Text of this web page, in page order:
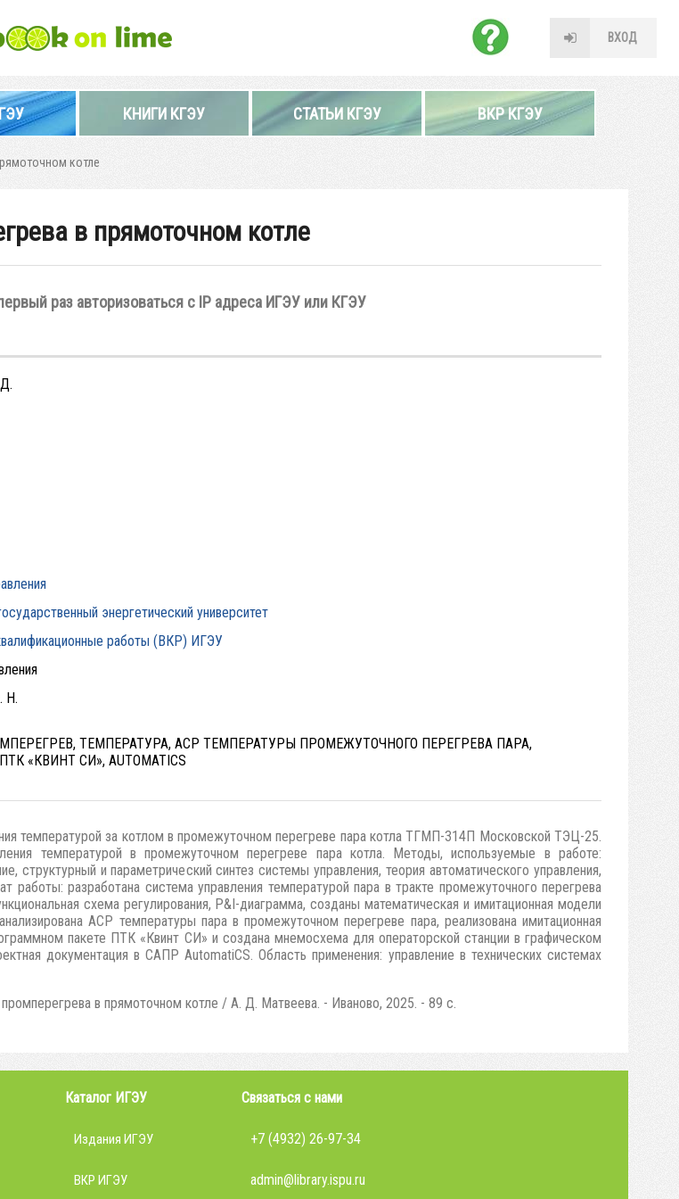
ВХОД
КНИГИ КГЭУ СТАТЬИ КГЭУ ВКР КГЭУ
котле
в прямоточном котле
раз авторизоваться с IP адреса ИГЭУ или КГЭУ
энергетический университет
работы (ВКР) ИГЭУ
Н.
ТЕМПЕРАТУРА, АСР ТЕМПЕРАТУРЫ ПРОМЕЖУТОЧНОГО ПЕРЕГРЕВА ПАРА,
«КВИНТ СИ», AUTOMATICS
температурой за котлом в промежуточном перегреве пара котла ТГМП-314П Московской ТЭЦ-25.
температурой в промежуточном перегреве пара котла. Методы, используемые в работе:
структурный и параметрический синтез системы управления, теория автоматического управления,
работы: разработана система управления температурой пара в тракте промежуточного перегрева
схема регулирования, P&I-диаграмма, созданы математическая и имитационная модели
АСР температуры пара в промежуточном перегреве пара, реализована имитационная
пакете ПТК «Квинт СИ» и создана мнемосхема для операторской станции в графическом
документация в САПР AutomatiCS. Область применения: управление в технических системах
в прямоточном котле / А. Д. Матвеева. - Иваново, 2025. - 89 с.
Каталог ИГЭУ
Издания ИГЭУ
ВКР ИГЭУ
Связаться с нами
+7 (4932) 26-97-34
admin@library.ispu.ru